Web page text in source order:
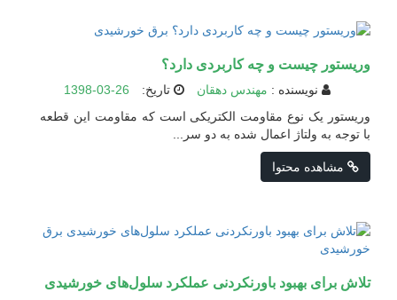
وریستور چیست و چه کاربردی دارد؟
نویسنده : مهندس دهقان تاریخ:
1398-03-26
وریستور یک نوع مقاومت الکتریکی است که مقاومت این قطعه
با توجه به ولتاژ اعمال شده به دو سر...
مشاهده محتوا
تلاش برای بهبود باورنکردنی عملکرد سلول‌های خورشیدی